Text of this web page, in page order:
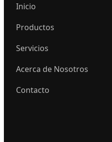
Inicio
Productos
Servicios
Acerca de Nosotros
Contacto